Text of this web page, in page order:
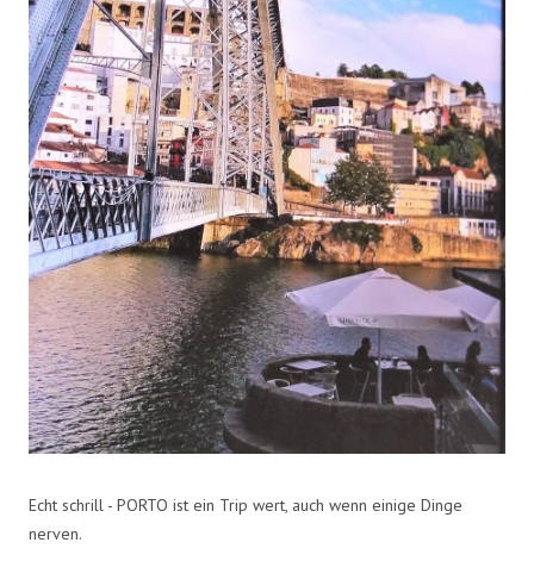
Echt schrill - PORTO ist ein Trip wert, auch wenn einige Dinge
nerven.